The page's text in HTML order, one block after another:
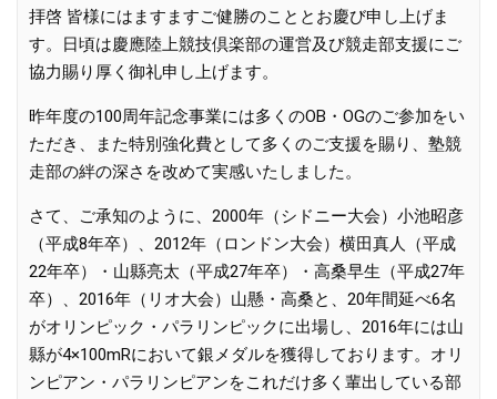
拝啓 皆様にはますますご健勝のこととお慶び申し上げま
す。日頃は慶應陸上競技倶楽部の運営及び競走部支援にご
協力賜り厚く御礼申し上げます。
昨年度の100周年記念事業には多くのOB・OGのご参加をい
ただき、また特別強化費として多くのご支援を賜り、塾競
走部の絆の深さを改めて実感いたしました。
さて、ご承知のように、2000年（シドニー大会）小池昭彦
（平成8年卒）、2012年（ロンドン大会）横田真人（平成
22年卒）・山縣亮太（平成27年卒）・高桑早生（平成27年
卒）、2016年（リオ大会）山懸・高桑と、20年間延べ6名
がオリンピック・パラリンピックに出場し、2016年には山
縣が4×100mRにおいて銀メダルを獲得しております。オリ
ンピアン・パラリンピアンをこれだけ多く輩出している部